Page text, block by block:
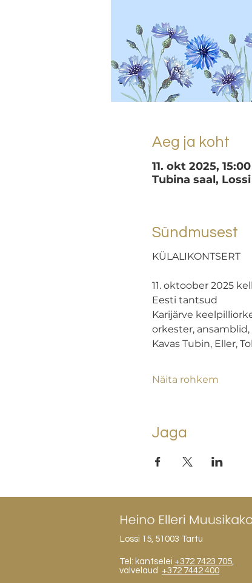
Aeg ja koht
11. okt 2025, 15:00
Tubina saal,
Sündmusest
KÜLALIKONTSERT
11. oktoober 2025
Eesti tantsud
Karijärve
orkester, ansamblid,
Kavas Tubin, Eller,
Näita rohkem
Jaga
Lossi 15, 51003 Tartu
Tel: kantselei +372 7423 705
valvelaud +372 7442 400